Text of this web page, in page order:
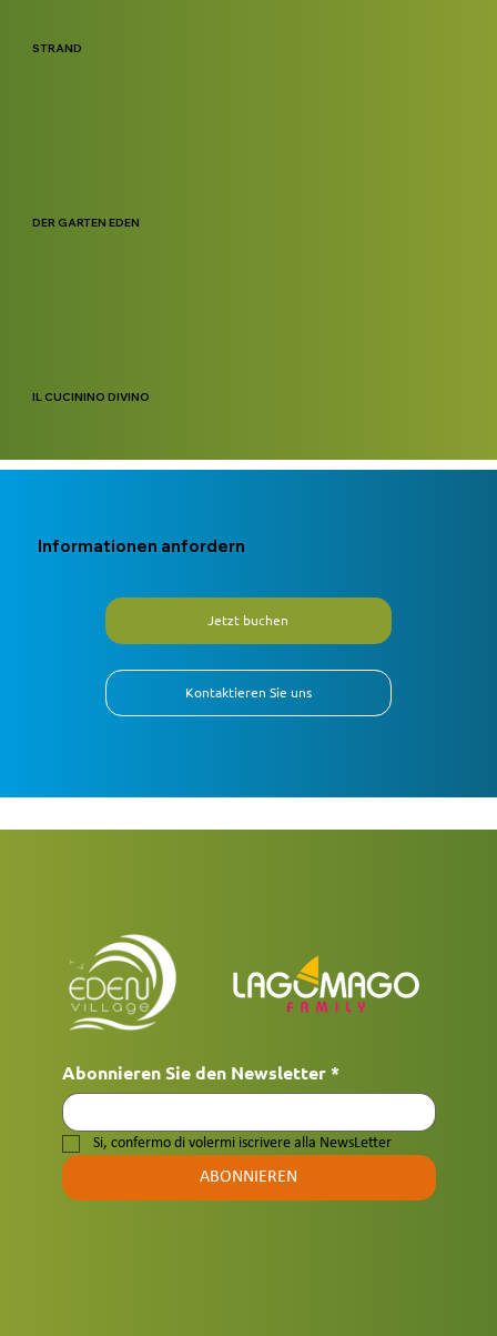
STRAND
DER GARTEN EDEN
IL CUCININO DIVINO
Informationen anfordern
Kontaktieren Sie uns
Jetzt buchen
Abonnieren Sie den Newsletter*
Si, confermo di volermi iscrivere alla NewsLetter
ABONNIEREN